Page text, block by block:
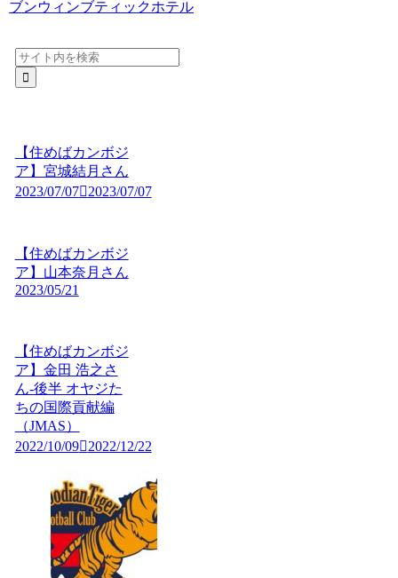
ブンウィンブティックホテル
【住めばカンボジ
ア】宮城結月さん
2023/07/07
2023/07/07
【住めばカンボジ
ア】山本奈月さん
2023/05/21
【住めばカンボジ
ア】金田 浩之さ
ん-後半 オヤジた
ちの国際貢献編
（JMAS）
2022/10/09
2022/12/22